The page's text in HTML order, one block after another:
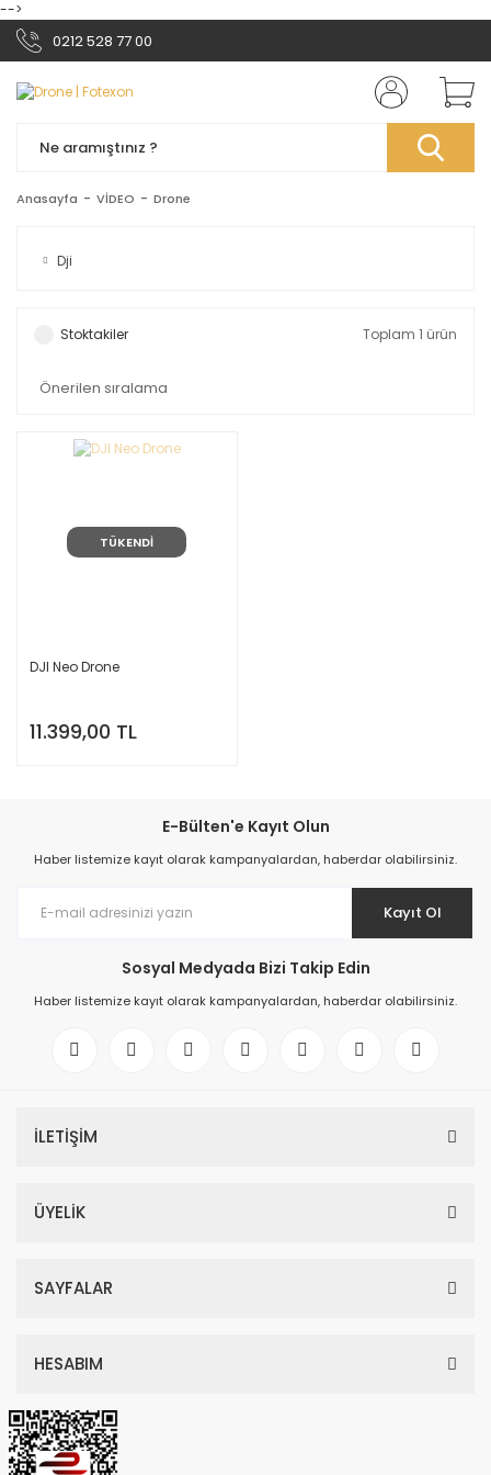
-->
0212 528 77 00
Anasayfa VİDEO Drone
Dji
Stoktakiler Toplam 1 ürün
TÜKENDİ
DJI Neo Drone
11.399,00 TL
E-Bülten'e Kayıt Olun
Haber listemize kayıt olarak kampanyalardan, haberdar olabilirsiniz.
Kayıt Ol
Sosyal Medyada Bizi Takip Edin
Haber listemize kayıt olarak kampanyalardan, haberdar olabilirsiniz.
İLETİŞİM
ÜYELİK
SAYFALAR
HESABIM